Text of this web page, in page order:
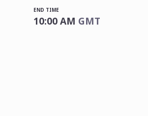
END TIME
10:00 AM GMT